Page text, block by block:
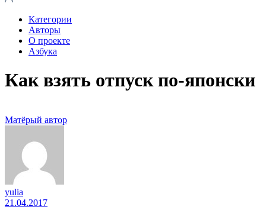
Категории
Авторы
О проекте
Азбука
Как взять отпуск по-японски
Матёрый автор
yulia
21.04.2017